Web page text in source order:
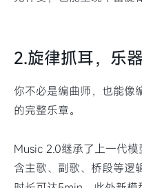
2.旋律抓耳，乐
你不必是编曲师，也能像
的完整乐章。
Music 2.0继承了上一代
含主歌、副歌、桥段等逻